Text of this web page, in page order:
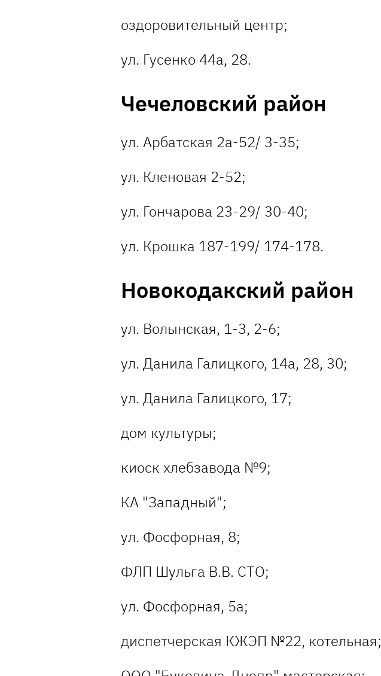
оздоровительный центр;
ул. Гусенко 44а, 28.
Чечеловский район
ул. Арбатская 2а-52/ 3-35;
ул. Кленовая 2-52;
ул. Гончарова 23-29/ 30-40;
ул. Крошка 187-199/ 174-178.
Новокодакский район
ул. Волынская, 1-3, 2-6;
ул. Данила Галицкого, 14а, 28, 30;
ул. Данила Галицкого, 17;
дом культуры;
киоск хлебзавода №9;
КА "Западный";
ул. Фосфорная, 8;
ФЛП Шульга В.В. СТО;
ул. Фосфорная, 5а;
диспетчерская КЖЭП №22, котельная;